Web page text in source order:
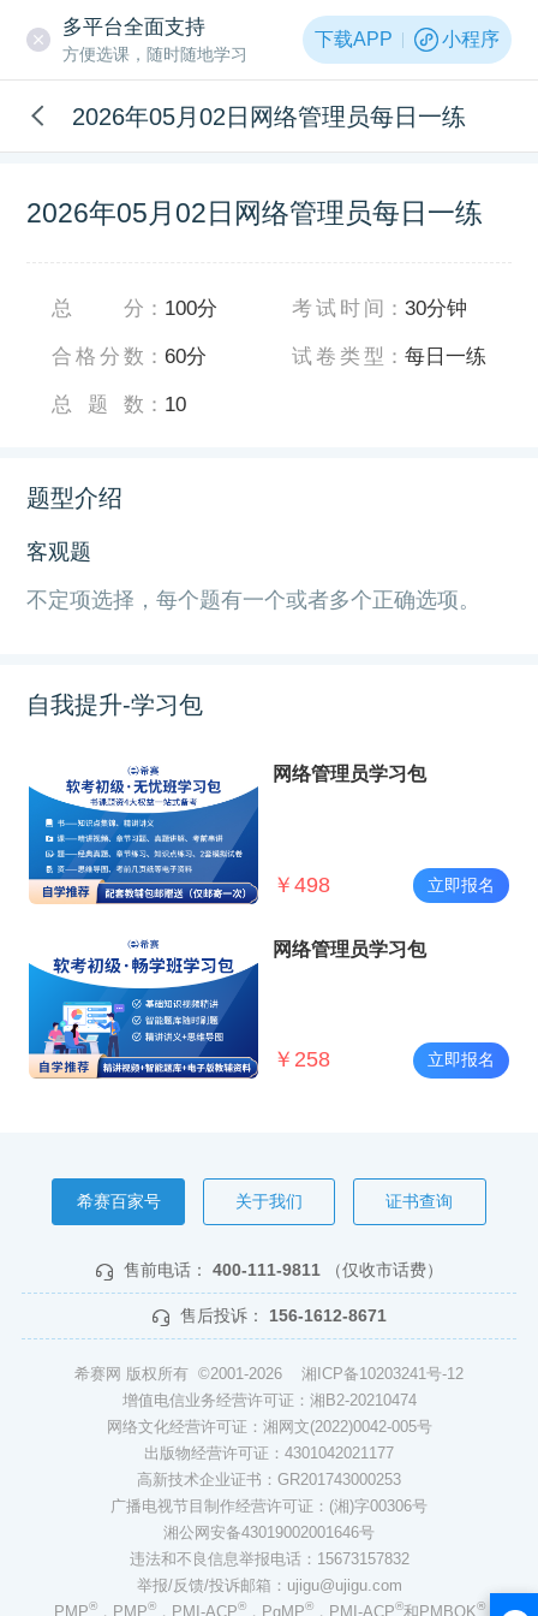
多平台全面支持
方便选课，随时随地学习
下载APP 小程序
2026年05月02日网络管理员每日一练
2026年05月02日网络管理员每日一练
总分 ： 100分
合格分数 ：60分
总题数 ： 10
考试时间 ：30分钟
试卷类型 ：每日一练
题型介绍
客观题
不定项选择，每个题有一个或者多个正确选项。
自我提升-学习包
网络管理员学习包
￥ 498 立即报名
网络管理员学习包
￥ 258 立即报名
希赛百家号 关于我们 证书查询
售前电话： 400-111-9811 （仅收市话费）
售后投诉： 156-1612-8671
希赛网 版权所有 ©2001-2026 湘ICP备10203241号-12
增值电信业务经营许可证：湘B2-20210474
网络文化经营许可证：湘网文(2022)0042-005号
出版物经营许可证：4301042021177
高新技术企业证书：GR201743000253
广播电视节目制作经营许可证：(湘)字00306号
湘公网安备43019002001646号
违法和不良信息举报电话：15673157832
举报/反馈/投诉邮箱：ujigu@ujigu.com
PMP®，PMP®，PMI-ACP®，PgMP®，PMI-ACP®和PMBOK®